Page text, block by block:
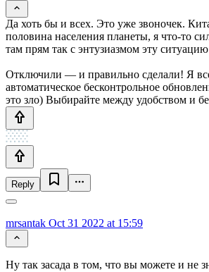
Да хоть бы и всех. Это уже звоночек.
половина населения планеты, я что-то
там прям так с энтузиазмом эту
Отключили — и правильно сделали! Я
автоматическое бесконтрольное
это зло) Выбирайте между удобством и
Reply
mrsantak Oct 31 2022 at 15:59
Ну так засада в том, что вы можете и не